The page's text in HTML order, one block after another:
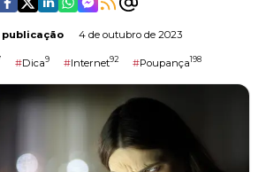
publicação 4 de outubro de 2023
#Dica9 #Internet92 #Poupança198